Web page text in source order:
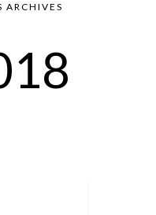
ARCHIVES